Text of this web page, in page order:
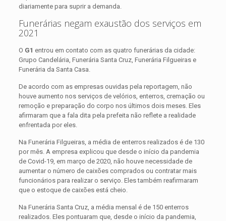
diariamente para suprir a demanda.
Funerárias negam exaustão dos serviços em
2021
O G1 entrou em contato com as quatro funerárias da cidade:
Grupo Candelária, Funerária Santa Cruz, Funerária Filgueiras e
Funerária da Santa Casa.
De acordo com as empresas ouvidas pela reportagem, não
houve aumento nos serviços de velórios, enterros, cremação ou
remoção e preparação do corpo nos últimos dois meses. Eles
afirmaram que a fala dita pela prefeita não reflete a realidade
enfrentada por eles.
Na Funerária Filgueiras, a média de enterros realizados é de 130
por mês. A empresa explicou que desde o início da pandemia
de Covid-19, em março de 2020, não houve necessidade de
aumentar o número de caixões comprados ou contratar mais
funcionários para realizar o serviço. Eles também reafirmaram
que o estoque de caixões está cheio.
Na Funerária Santa Cruz, a média mensal é de 150 enterros
realizados. Eles pontuaram que, desde o início da pandemia,